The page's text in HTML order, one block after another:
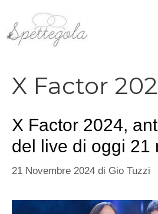
contenuto
X Factor
X Factor 2024,
del live di oggi 21
21 Novembre 2024 di Gio Tuzzi